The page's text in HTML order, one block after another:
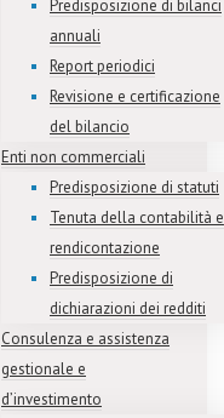
Predisposizione di bilanci
annuali
Report periodici
Revisione e certificazione
del bilancio
Enti non commerciali
Predisposizione di statuti
Tenuta della contabilità e
rendicontazione
Predisposizione di
dichiarazioni dei redditi
Consulenza e assistenza
gestionale e
d’investimento